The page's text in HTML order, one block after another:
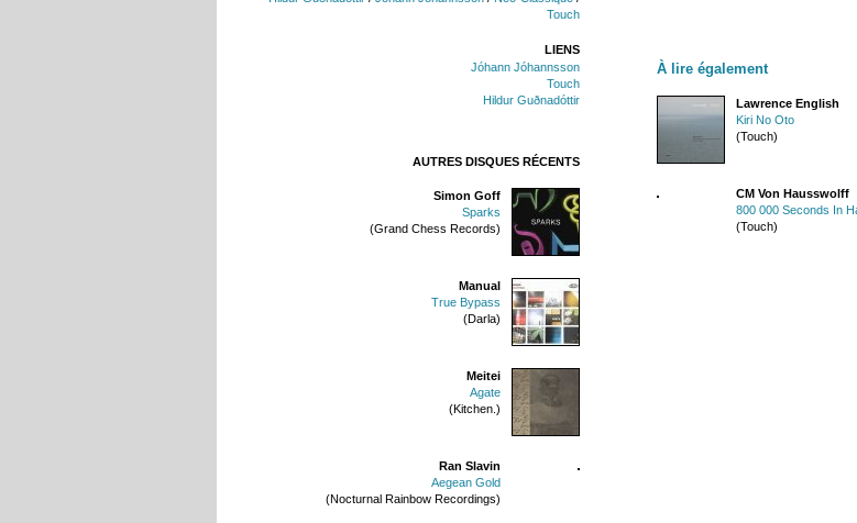
Touch
LIENS
Jóhann Jóhannsson
Touch
Hildur Guðnadóttir
AUTRES DISQUES RÉCENTS
Simon Goff
Sparks
(Grand Chess Records)
Manual
True Bypass
(Darla)
Meitei
Agate
(Kitchen.)
Ran Slavin
Aegean Gold
(Nocturnal Rainbow Recordings)
À lire également
Lawrence English
Kiri No Oto
(Touch)
CM Von Hausswolff
800 000 Seconds In
(Touch)